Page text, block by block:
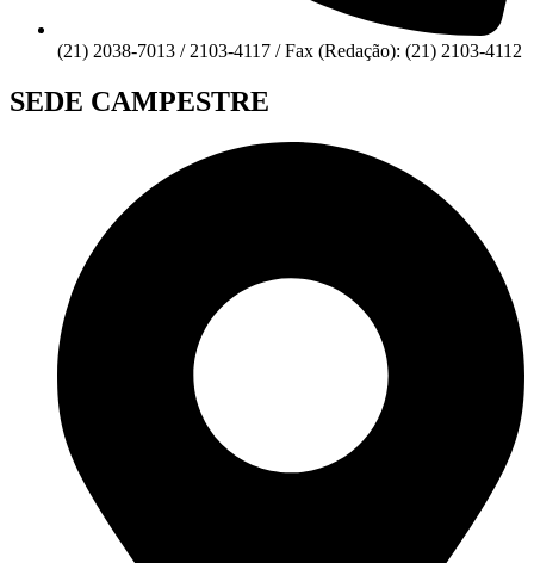
(21) 2038-7013 / 2103-4117 / Fax (Redação): (21) 2103-4112
SEDE CAMPESTRE